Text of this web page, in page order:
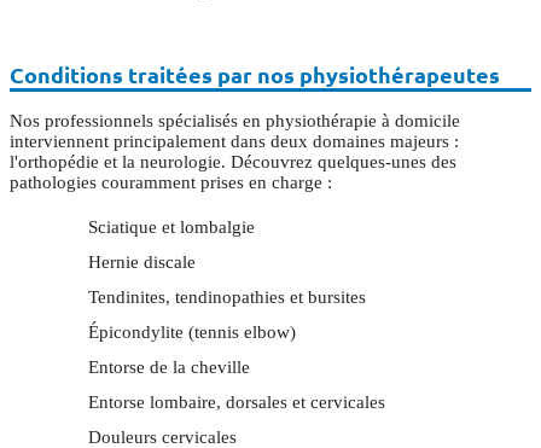
Conditions traitées par nos physiothérapeutes
Nos professionnels spécialisés en physiothérapie à domicile
interviennent principalement dans deux domaines majeurs :
l'orthopédie et la neurologie. Découvrez quelques-unes des
pathologies couramment prises en charge :
Sciatique et lombalgie
Hernie discale
Tendinites, tendinopathies et bursites
Épicondylite (tennis elbow)
Entorse de la cheville
Entorse lombaire, dorsales et cervicales
Douleurs cervicales